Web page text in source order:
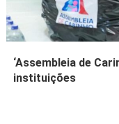
‘Assembleia de
instituições